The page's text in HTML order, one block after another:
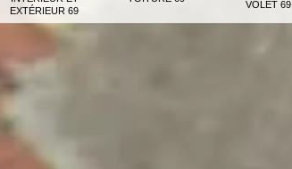
EXTÉRIEUR 69
VOLET 69